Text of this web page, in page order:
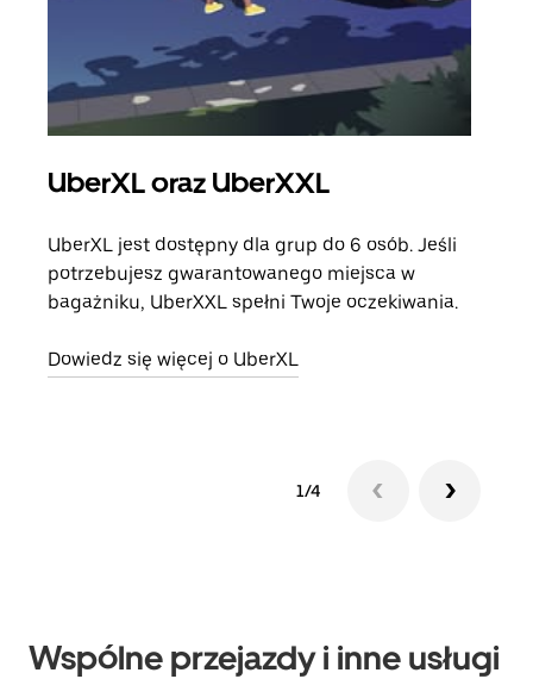
UberXL oraz UberXXL
UberXL jest dostępny dla grup do 6 osób. Jeśli
potrzebujesz gwarantowanego miejsca w
bagażniku, UberXXL spełni Twoje oczekiwania.
Dowiedz się więcej o UberXL
1/4
Wspólne przejazdy i inne usługi